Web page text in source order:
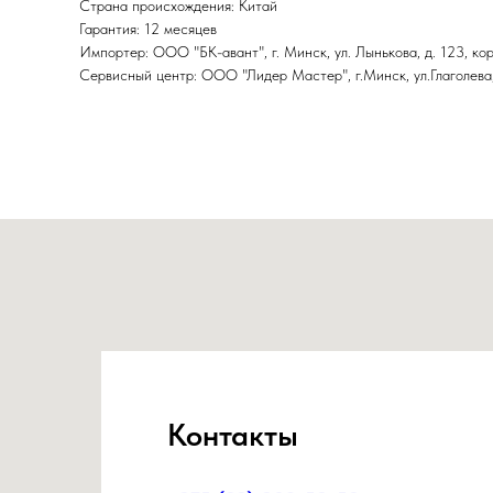
Страна происхождения: Китай
Гарантия: 12 месяцев
Импортер: ООО "БК-авант", г. Минск, ул. Лынькова, д. 123,
Сервисный центр: ООО "Лидер Мастер", г.Минск,
Контакты